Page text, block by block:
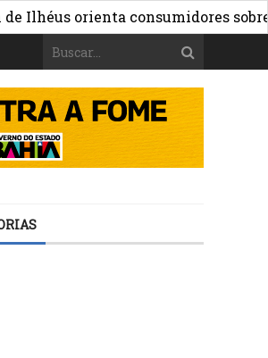
orienta consumidores sobre os